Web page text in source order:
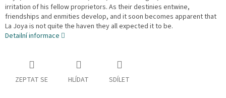
irritation of his fellow proprietors. As their destinies entwine,
friendships and enmities develop, and it soon becomes apparent that
La Joya is not quite the haven they all expected it to be.
Detailní informace
ZEPTAT SE HLÍDAT SDÍLET